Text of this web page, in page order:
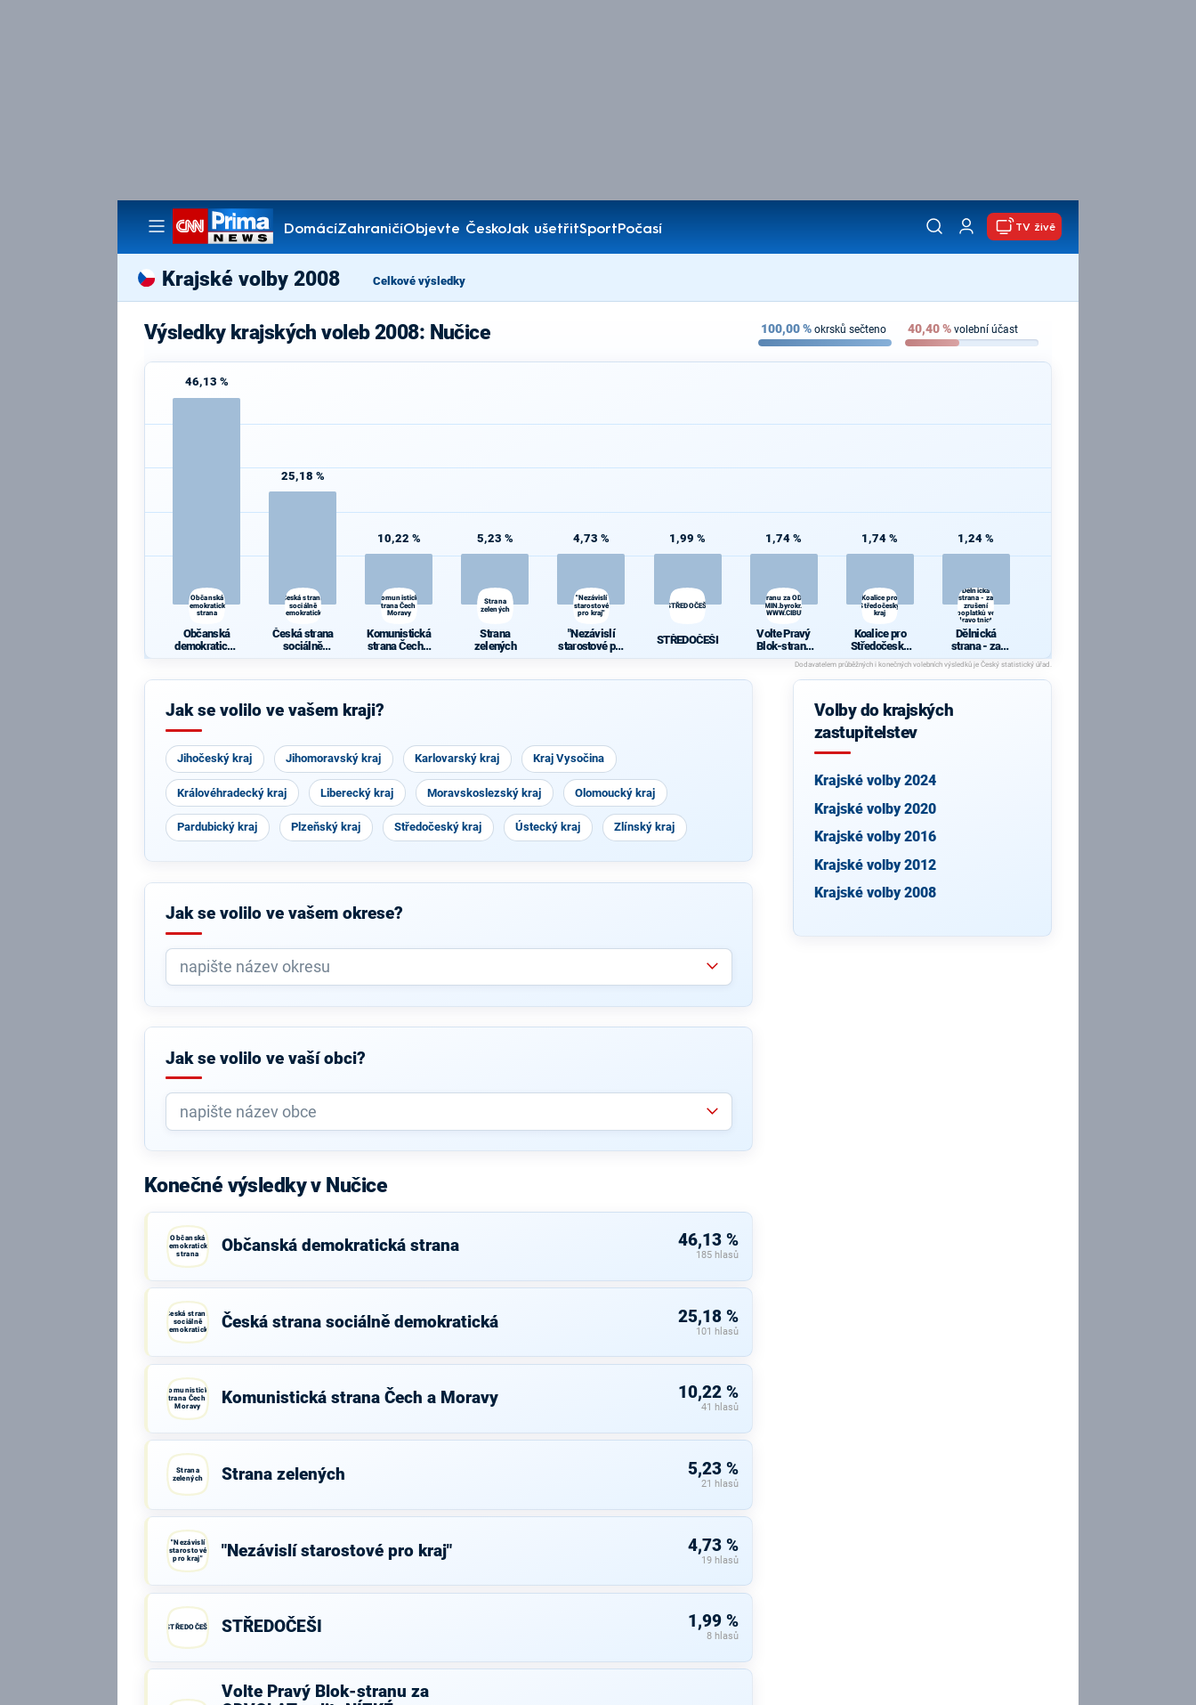
DomácíZahraničíObjevte ČeskoJak ušetřitSportPočasí
Pořady
TV živě
Krajské volby 2008 Celkové výsledky
Výsledky krajských voleb 2008: Nučice 100,00% okrsků sečteno 40,40% volební účast
46,13 %
Občanská
demokratická
strana
Občanská
demokratická
25,18 %
Česká strana
sociálně
demokratická
Česká strana
sociálně
10,22 %
Komunistická
strana Čech a
Moravy
Komunistická
strana Čech a
5,23 %
Strana
zelených
Strana
zelených
4,73 %
"Nezávislí
starostové
pro kraj"
"Nezávislí
starostové pro
1,99 %
STŘEDOČEŠI
STŘEDOČEŠI
1,74 %
Volte Pravý Blok-stranu za ODVOLAT.polit.,NÍZKÉ
daně,VYROVN.rozp.,MIN.byrokr.,SPRAV.just.,PŘÍMOU
demokr. WWW.CIBULKA.NET
Volte Pravý
Blok-stranu
za
ODVOLAT.poli
t.,NÍZKÉ
N.rozp.,MIN.b
just.,PŘÍMOU
WWW.CIBULK
1,74 %
Koalice pro
Středočeský
kraj
Koalice pro
Středočeský
kraj
1,24 %
Dělnická
strana - za
zrušení
poplatků ve
zdravotnictví
Dělnická
strana - za
zrušení
poplatků ve
zdravotnictví
Jak se volilo ve vašem kraji?
Jihočeský kraj Jihomoravský kraj Karlovarský kraj Kraj Vysočina
Královéhradecký kraj Liberecký kraj Moravskoslezský kraj Olomoucký kraj
Pardubický kraj Plzeňský kraj Středočeský kraj Ústecký kraj Zlínský kraj
Jak se volilo ve vašem okrese?
Jak se volilo ve vaší obci?
Konečné výsledky v Nučice
Občanská
demokratická
strana
Občanská demokratická strana 46,13 %
185 hlasů
Česká strana
sociálně
demokratická
Česká strana sociálně demokratická 25,18 %
101 hlasů
Komunistická
strana Čech a
Moravy
Komunistická strana Čech a Moravy 10,22 %
41 hlasů
Strana
zelených
Strana zelených 5,23 %
21 hlasů
"Nezávislí
starostové
pro kraj"
"Nezávislí starostové pro kraj" 4,73 %
19 hlasů
STŘEDOČEŠI STŘEDOČEŠI 1,99 %
8 hlasů
Volte Pravý Blok-stranu za
Volby do krajských
zastupitelstev
Krajské volby 2024
Krajské volby 2020
Krajské volby 2016
Krajské volby 2012
Krajské volby 2008